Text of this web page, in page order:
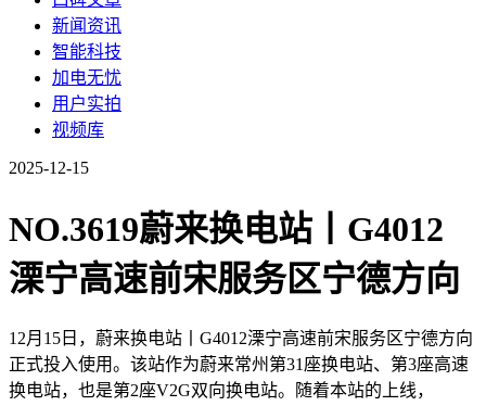
新闻资讯
智能科技
加电无忧
用户实拍
视频库
2025-12-15
NO.3619蔚来换电站丨G4012
溧宁高速前宋服务区宁德方向
12月15日，蔚来换电站丨G4012溧宁高速前宋服务区宁德方向
正式投入使用。该站作为蔚来常州第31座换电站、第3座高速
换电站，也是第2座V2G双向换电站。随着本站的上线，